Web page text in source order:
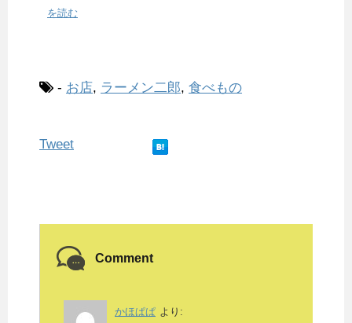
を読む
- お店, ラーメン二郎, 食べもの
Tweet
Comment
かほぱぱ より: